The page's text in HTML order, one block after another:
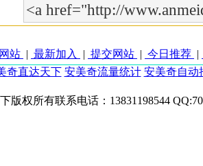
站 | 最新加入 | 提交网站 | 今日推荐 |
奇直达天下 安美奇流量统计 安美奇自动
版权所有联系电话：13831198544